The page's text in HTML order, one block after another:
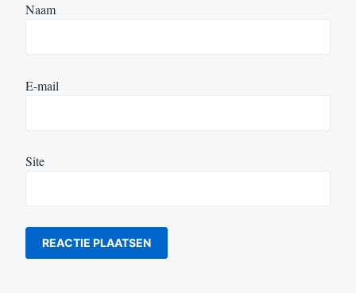
Naam
E-mail
Site